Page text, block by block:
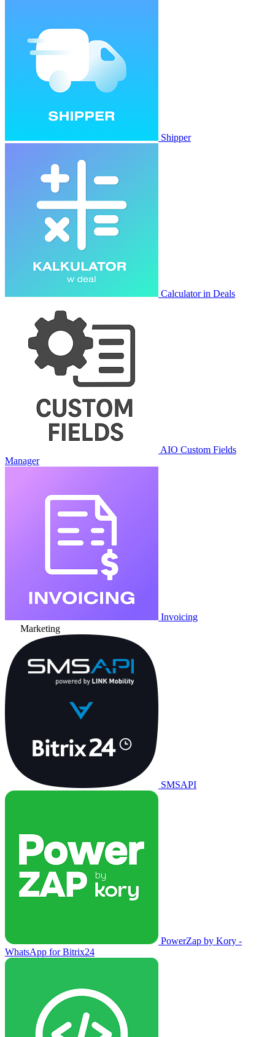
Shipper
Calculator in Deals
AIO Custom Fields
Manager
Invoicing
Marketing
SMSAPI
PowerZap by Kory -
WhatsApp for Bitrix24